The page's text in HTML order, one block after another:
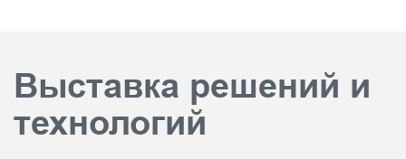
Выставка решений и
технологий